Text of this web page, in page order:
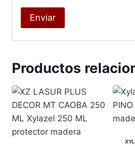
Productos